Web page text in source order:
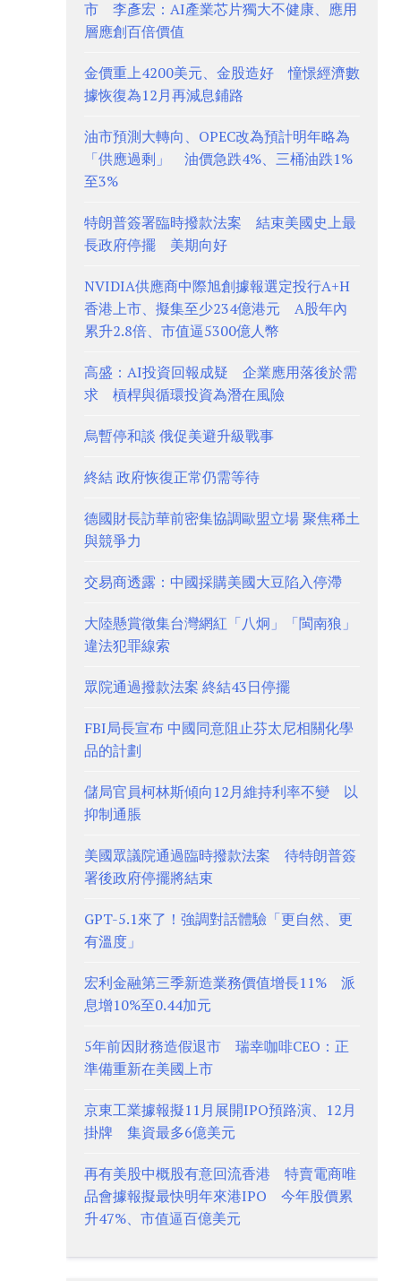
市 李彥宏：AI產業芯片獨大不健康、應用
層應創百倍價值
金價重上4200美元、金股造好 憧憬經濟數
據恢復為12月再減息鋪路
油市預測大轉向、OPEC改為預計明年略為
「供應過剩」 油價急跌4%、三桶油跌1%
至3%
特朗普簽署臨時撥款法案 結束美國史上最
長政府停擺 美期向好
NVIDIA供應商中際旭創據報選定投行A+H
香港上市、擬集至少234億港元 A股年內
累升2.8倍、市值逼5300億人幣
高盛：AI投資回報成疑 企業應用落後於需
求 槓桿與循環投資為潛在風險
烏暫停和談 俄促美避升級戰事
終結 政府恢復正常仍需等待
德國財長訪華前密集協調歐盟立場 聚焦稀土
與競爭力
交易商透露：中國採購美國大豆陷入停滯
大陸懸賞徵集台灣網紅「八炯」「閩南狼」
違法犯罪線索
眾院通過撥款法案 終結43日停擺
FBI局長宣布 中國同意阻止芬太尼相關化學
品的計劃
儲局官員柯林斯傾向12月維持利率不變 以
抑制通脹
美國眾議院通過臨時撥款法案 待特朗普簽
署後政府停擺將結束
GPT-5.1來了！強調對話體驗「更自然、更
有溫度」
宏利金融第三季新造業務價值增長11% 派
息增10%至0.44加元
5年前因財務造假退市 瑞幸咖啡CEO：正
準備重新在美國上市
京東工業據報擬11月展開IPO預路演、12月
掛牌 集資最多6億美元
再有美股中概股有意回流香港 特賣電商唯
品會據報擬最快明年來港IPO 今年股價累
升47%、市值逼百億美元